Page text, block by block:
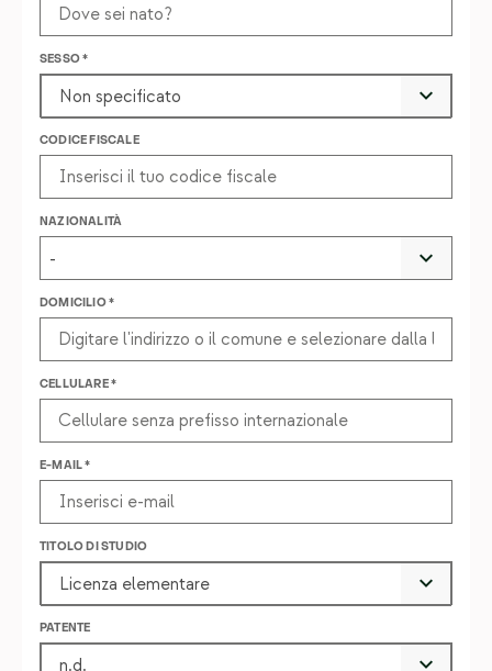
SESSO *
CODICE FISCALE
NAZIONALITÀ
-
DOMICILIO *
CELLULARE *
E-MAIL *
TITOLO DI STUDIO
PATENTE